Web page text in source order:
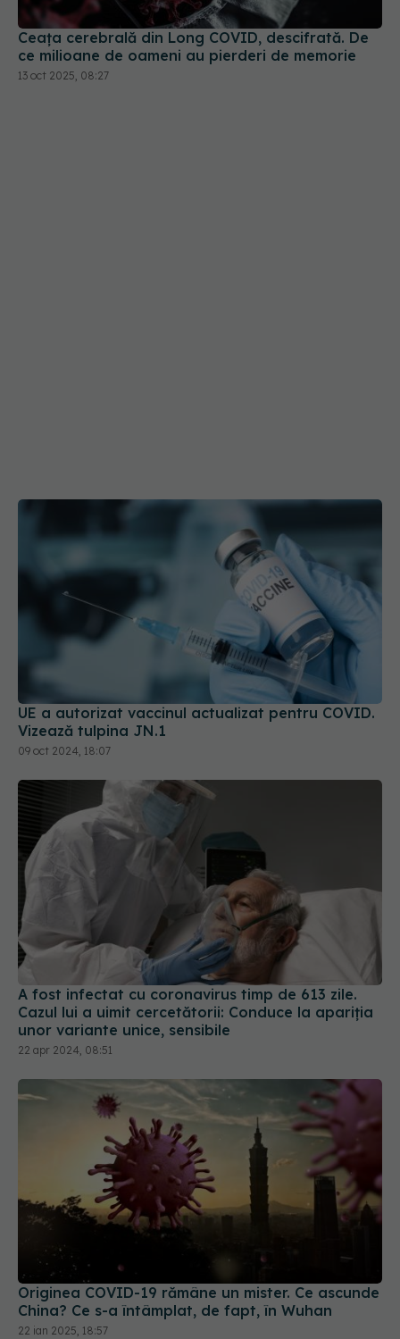
Ceața cerebrală din Long COVID, descifrată. De
ce milioane de oameni au pierderi de memorie
13 oct 2025, 08:27
UE a autorizat vaccinul actualizat pentru COVID.
Vizează tulpina JN.1
09 oct 2024, 18:07
A fost infectat cu coronavirus timp de 613 zile.
Cazul lui a uimit cercetătorii: Conduce la apariția
unor variante unice, sensibile
22 apr 2024, 08:51
Originea COVID-19 rămâne un mister. Ce ascunde
China? Ce s-a întâmplat, de fapt, în Wuhan
22 ian 2025, 18:57